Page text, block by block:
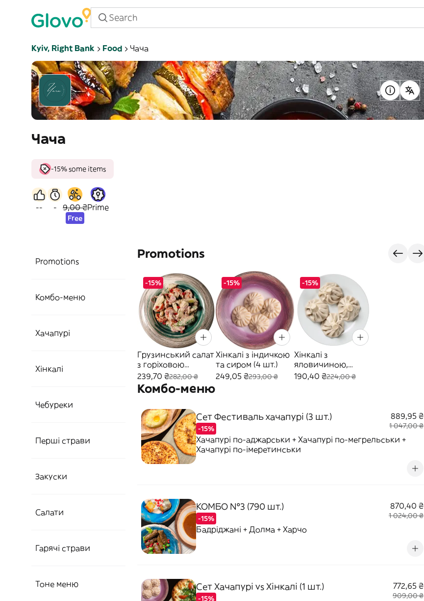
Kyiv, Right Bank Food Чача
Чача
-15% some items
-- - 9,00 ₴
Free
Prime
Promotions
Комбо-меню
Хачапурі
Хінкалі
Чебуреки
Перші страви
Закуски
Салати
Гарячі страви
Тоне меню
Promotions
-15%
Грузинський салат
з горіховою
пастою (350 г)
239,70 ₴282,00 ₴
-15%
Хінкалі з індичкою
та сиром (4 шт.)
249,05 ₴293,00 ₴
-15%
Хінкалі з
яловичиною,
свининою та
190,40 ₴224,00 ₴
Комбо-меню
Сет Фестиваль хачапурі (3 шт.)
-15%
889,95 ₴
1 047,00 ₴
Хачапурі по-аджарськи + Хачапурі по-мегрельськи +
Хачапурі по-імеретинськи
КОМБО №3 (790 шт.)
-15%
870,40 ₴
1 024,00 ₴
Бадріджані + Долма + Харчо
Сет Хачапурі vs Хінкалі (1 шт.)
-15%
772,65 ₴
909,00 ₴